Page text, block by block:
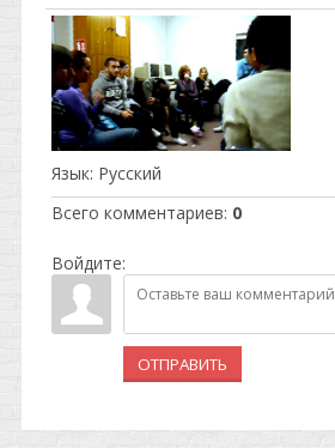
Язык: Русский
Всего комментариев: 0
Войдите:
ОТПРАВИТЬ